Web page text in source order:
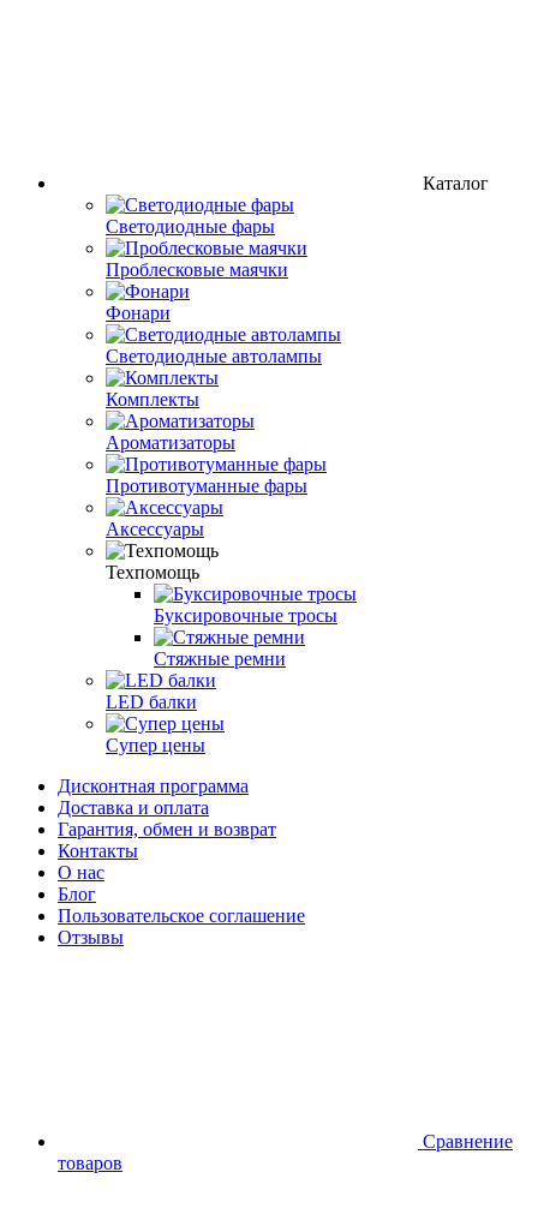
Каталог
Светодиодные фары
Проблесковые маячки
Фонари
Светодиодные автолампы
Комплекты
Ароматизаторы
Противотуманные фары
Аксессуары
Техпомощь
Буксировочные тросы
Стяжные ремни
LED балки
Супер цены
Дисконтная программа
Доставка и оплата
Гарантия, обмен и возврат
Контакты
О нас
Блог
Пользовательское соглашение
Отзывы
Сравнение
товаров